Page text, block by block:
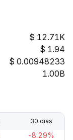
12.71K
1.94
0.00948233
1.00B
30 dias
-8.29%